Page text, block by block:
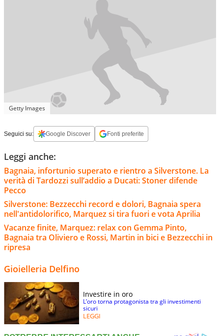
Getty Images
Seguici su: Google Discover Fonti preferite
Leggi anche:
Bagnaia, infortunio superato e rientro a Silverstone. La
verità di Tardozzi sull’addio a Ducati: Stoner difende
Pecco
Silverstone: Bezzecchi record e dolori, Bagnaia spera
nell'antidolorifico, Marquez si tira fuori e vota Aprilia
Vacanze finite, Marquez: relax con Gemma Pinto,
Bagnaia tra Oliviero e Rossi, Martin in bici e Bezzecchi in
ripresa
Gioielleria Delfino
Investire in oro
L’oro torna protagonista tra gli investimenti
sicuri
LEGGI